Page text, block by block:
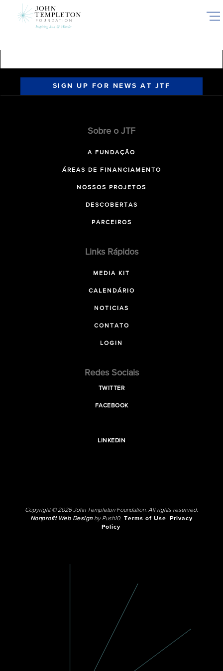
SIGN UP FOR NEWS AT JTF
Sobre o JTF
A FUNDAÇÃO
ÁREAS DE FINANCIAMENTO
NOSSOS PROJETOS
DESCOBERTAS
PARCEIROS
Links Rápidos
MEDIA KIT
CALENDÁRIO
NOTICIAS
CONTATO
LOGIN
Redes Sociais
TWITTER
FACEBOOK
LINKEDIN
Copyright © 2026 John Templeton Foundation. All rights reserved.
Nonprofit Web Designby Push10. Terms of Use
Privacy
Policy